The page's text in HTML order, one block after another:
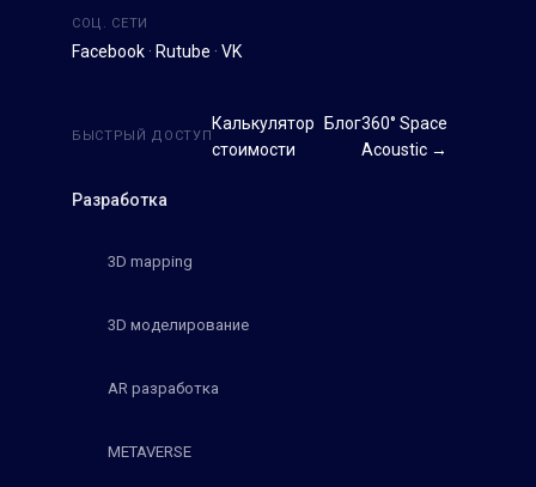
СОЦ. СЕТИ
Facebook · Rutube · VK
Разработка
3D mapping
3D моделирование
AR разработка
METAVERSE
БЫСТРЫЙ ДОСТУП
Калькулятор
стоимости
Блог360° Space
Acoustic →